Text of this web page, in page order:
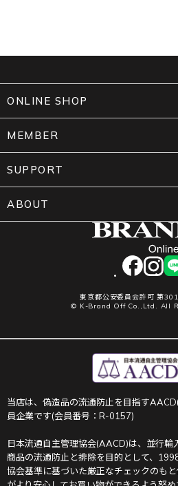
facebookinstagram
東京都公安委員会許可 第
© K-Brand Off Co.,Ltd. All
ONLINE SHOP
MEMBER
SUPPORT
ABOUT
当店は、偽造品の流通防止を目指す
員企業です(会員番号：R-0157)
日本流通自主管理協会(AACD)は、並行輸
商品の流通防止と排除を目的として、
協会基準に基づいた厳正なチェックのも